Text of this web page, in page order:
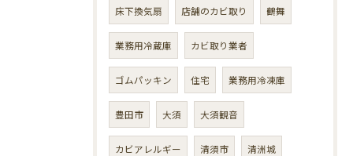
床下換気扇 店舗のカビ取り 鶴舞
業務用冷蔵庫 カビ取り業者
ゴムパッキン 住宅 業務用冷凍庫
豊田市 大須 大須観音
カビアレルギー 清須市 清洲城